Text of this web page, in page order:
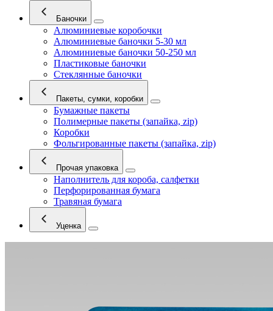
Баночки
Алюминиевые коробочки
Алюминиевые баночки 5-30 мл
Алюминиевые баночки 50-250 мл
Пластиковые баночки
Стеклянные баночки
Пакеты, сумки, коробки
Бумажные пакеты
Полимерные пакеты (запайка, zip)
Коробки
Фольгированные пакеты (запайка, zip)
Прочая упаковка
Наполнитель для короба, салфетки
Перфорированная бумага
Травяная бумага
Уценка